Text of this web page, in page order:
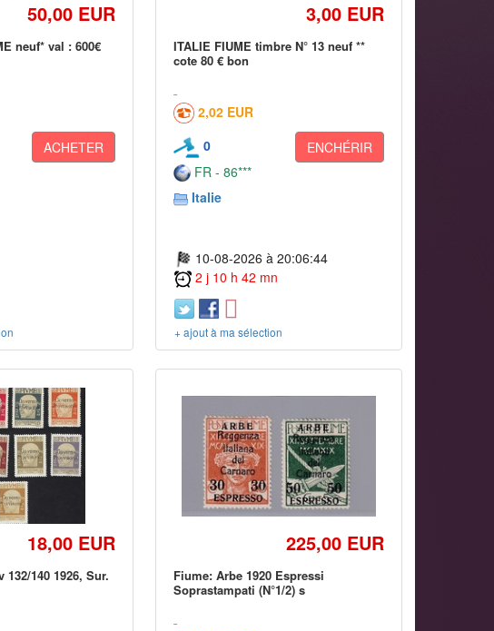
50,00 EUR
neuf* val : 600€
ACHETER
3,00 EUR
ITALIE FIUME timbre N° 13 neuf **
cote 80 € bon
2,02 EUR
0
ENCHÉRIR
FR - 86***
Italie
10-08-2026 à 20:06:44
2 j 10 h 42 mn
+ ajout à ma sélection
18,00 EUR
132/140 1926, Sur.
225,00 EUR
Fiume: Arbe 1920 Espressi
Soprastampati (N°1/2) s